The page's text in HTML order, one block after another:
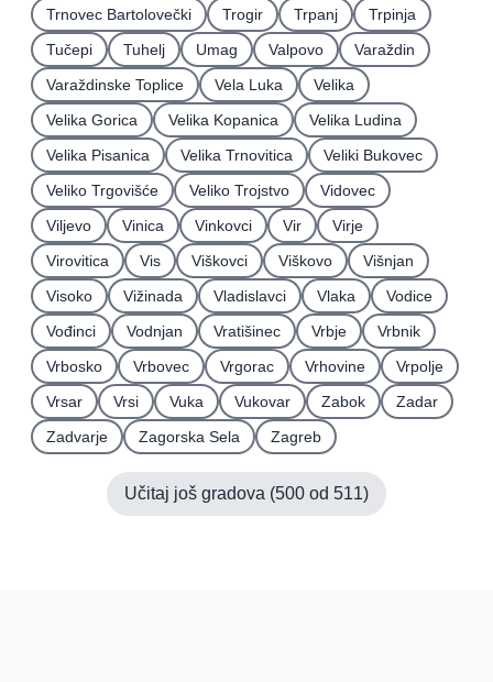
Trnovec Bartolovečki
Trogir Trpanj
Trpinja
Tučepi
Tuhelj Umag Valpovo
Varaždin
Varaždinske Toplice
Vela Luka
Velika
Velika Gorica
Velika Kopanica
Velika Ludina
Velika Pisanica
Velika Trnovitica
Veliki Bukovec
Veliko Trgovišće
Veliko Trojstvo
Vidovec
Viljevo
Vinica Vinkovci Vir
Virje
Virovitica
Vis Viškovci Viškovo
Višnjan
Visoko
Vižinada Vladislavci Vlaka
Vodice
Vođinci
Vodnjan Vratišinec Vrbje
Vrbnik
Vrbosko
Vrbovec Vrgorac Vrhovine
Vrpolje
Vrsar
Vrsi Vuka Vukovar Zabok
Zadar
Zadvarje
Zagorska Sela Zagreb
Učitaj još gradova (500 od 511)